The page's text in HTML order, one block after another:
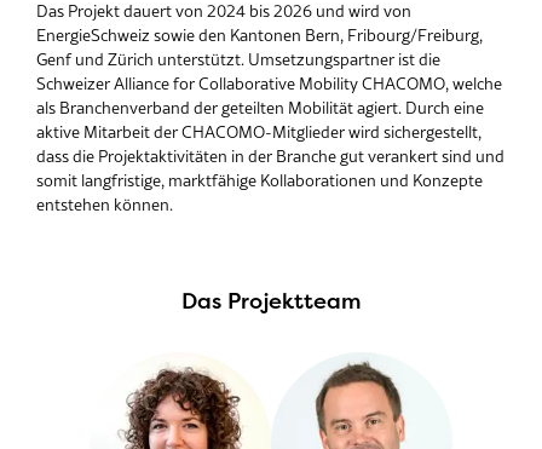
Das Projekt dauert von 2024 bis 2026 und wird von
EnergieSchweiz sowie den Kantonen Bern, Fribourg/Freiburg,
Genf und Zürich unterstützt. Umsetzungspartner ist die
Schweizer Alliance for Collaborative Mobility CHACOMO, welche
als Branchenverband der geteilten Mobilität agiert. Durch eine
aktive Mitarbeit der CHACOMO-Mitglieder wird sichergestellt,
dass die Projektaktivitäten in der Branche gut verankert sind und
somit langfristige, marktfähige Kollaborationen und Konzepte
entstehen können.
Das Projektteam